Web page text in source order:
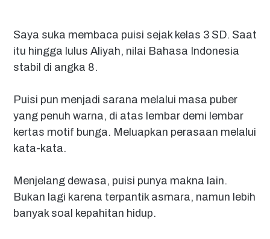
Saya suka membaca puisi sejak kelas 3 SD. Saat
itu hingga lulus Aliyah, nilai Bahasa Indonesia
stabil di angka 8.
Puisi pun menjadi sarana melalui masa puber
yang penuh warna, di atas lembar demi lembar
kertas motif bunga. Meluapkan perasaan melalui
kata-kata.
Menjelang dewasa, puisi punya makna lain.
Bukan lagi karena terpantik asmara, namun lebih
banyak soal kepahitan hidup.